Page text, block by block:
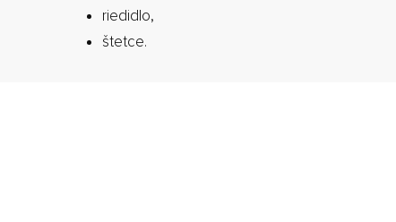
riedidlo,
štetce.